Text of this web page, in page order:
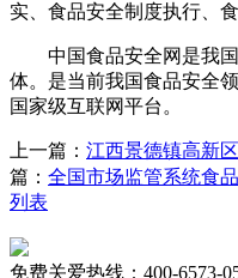
实、食品安全制度执行、
中国食品安全网是我国
体。是当前我国食品安全
国家级互联网平台。
上一篇： 江西景德镇高新
篇： 全国市场监管系统食
列表
免费关爱热线：400-6573-